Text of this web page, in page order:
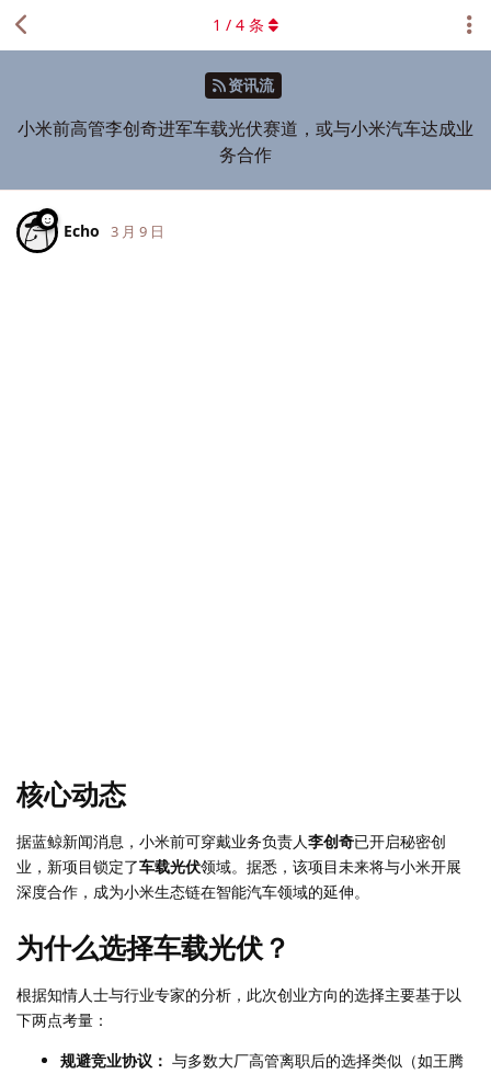
资讯流
小米前高管李创奇进军车载光伏赛道，或与小米汽车达成业
务合作
1 / 4 条
Echo 3 月 9 日
核心动态
据蓝鲸新闻消息，小米前可穿戴业务负责人李创奇已开启秘密创
业，新项目锁定了车载光伏领域。据悉，该项目未来将与小米开展
深度合作，成为小米生态链在智能汽车领域的延伸。
为什么选择车载光伏？
根据知情人士与行业专家的分析，此次创业方向的选择主要基于以
下两点考量：
规避竞业协议： 与多数大厂高管离职后的选择类似（如王腾